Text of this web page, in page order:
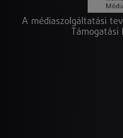
A médiaszolgáltatási